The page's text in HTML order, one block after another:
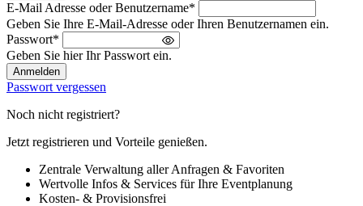
Willkommen
zurück!
Bitte
melden
Sie
sich
an
E-Mail Adresse oder Benutzername*
Geben Sie Ihre E-Mail-Adresse oder Ihren Benutzernamen ein.
Passwort*
Geben Sie hier Ihr Passwort ein.
Passwort vergessen
Noch nicht registriert?
Jetzt registrieren und Vorteile genießen.
Zentrale Verwaltung aller Anfragen & Favoriten
Wertvolle Infos & Services für Ihre Eventplanung
Kosten- & Provisionsfrei